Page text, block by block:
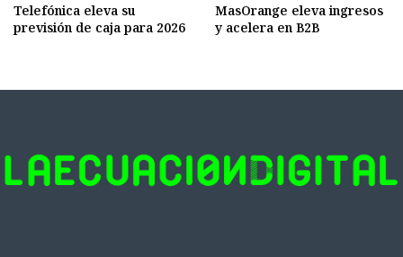
Telefónica eleva su
previsión de caja para 2026
MasOrange eleva ingresos
y acelera en B2B